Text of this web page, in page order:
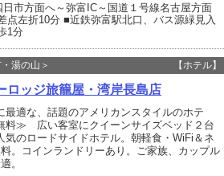
市方面へ～弥富IC～国道１号線名古屋方面
点左折10分 ■近鉄弥富駅北口、バス源緑見入
1分
・湯の山＞ 【ホテル】
ロッジ旅籠屋・湾岸長島店
適な、話題のアメリカンスタイルのホテ
料≫ 広い客室にクイーンサイズベッド２台
気のロードサイドホテル。朝軽食・WiFi＆ネ
。コインランドリーあり。ご家族、カップル
。